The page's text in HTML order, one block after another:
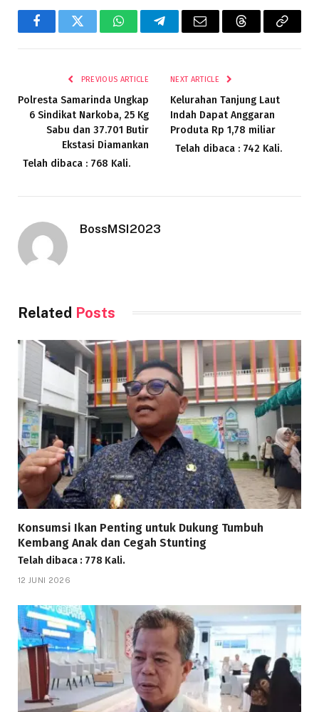
FacebookTwitter WhatsAppTelegramEmail ThreadsCopy
PREVIOUS ARTICLE
Polresta Samarinda Ungkap
6 Sindikat Narkoba, 25 Kg
Sabu dan 37.701 Butir
Ekstasi Diamankan
Telah dibaca : 768 Kali.
NEXT ARTICLE
Kelurahan Tanjung Laut
Indah Dapat Anggaran
Produta Rp 1,78 miliar
Telah dibaca : 742 Kali.
BossMSI2023
Related Posts
Konsumsi Ikan Penting untuk Dukung Tumbuh
Kembang Anak dan Cegah Stunting
Telah dibaca : 778 Kali.
12 JUNI 2026